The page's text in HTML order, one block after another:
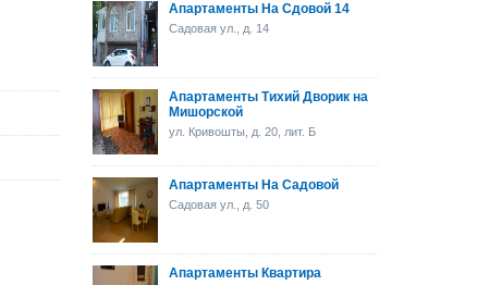
Апартаменты На Сдовой 14
Садовая ул., д. 14
Апартаменты Тихий Дворик на
Мишорской
ул. Кривошты, д. 20, лит. Б
Апартаменты На Садовой
Садовая ул., д. 50
Апартаменты Квартира